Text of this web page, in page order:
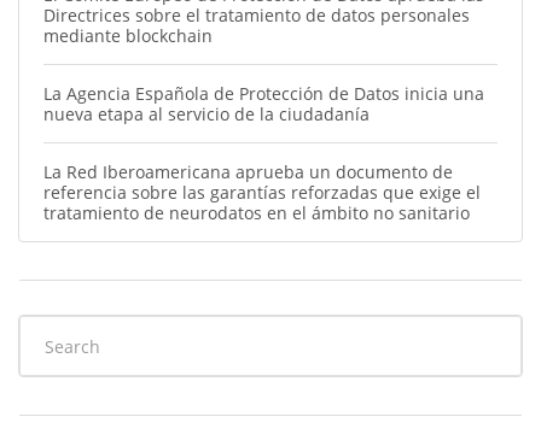
Directrices sobre el tratamiento de datos personales
mediante blockchain
La Agencia Española de Protección de Datos inicia una
nueva etapa al servicio de la ciudadanía
La Red Iberoamericana aprueba un documento de
referencia sobre las garantías reforzadas que exige el
tratamiento de neurodatos en el ámbito no sanitario